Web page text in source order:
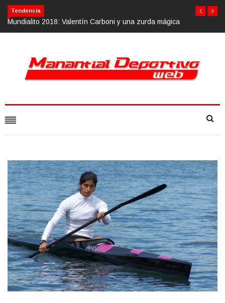
Tendencia
Carboni y una zurda mágicaCalvario Race 2018, 10 de